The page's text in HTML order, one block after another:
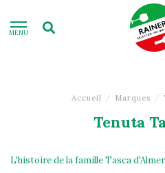
MENU
Accueil / Marques /
Tenuta
L'histoire de la famille Tasca